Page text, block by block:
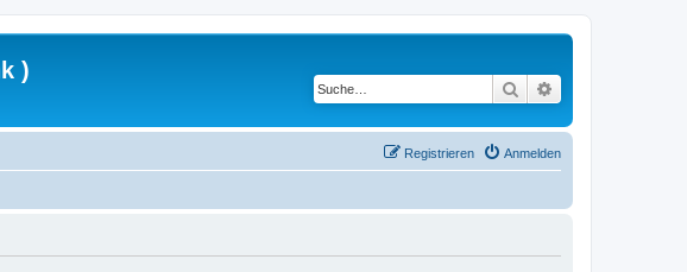
)
Suche
Anmelden
Registrieren